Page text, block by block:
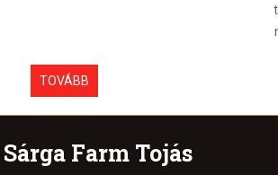
TOVÁBB
Farm Tojás